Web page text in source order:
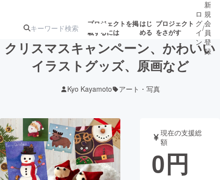
プロジェクトを掲
載するには
はじ
める
プロジェクト
をさがす
ジェクト
募集終了が近いプ
ロジェクト
アート・写真 音楽
テクノロジー・ガジェット ゲーム・サ
ロ
グ
イ
ン
/
新
規
会
員
登
録
クリスマスキャンペーン、かわいい
イラストグッズ、原画など
Kyo Kayamoto アート・写真
現在の支援総
額
0円